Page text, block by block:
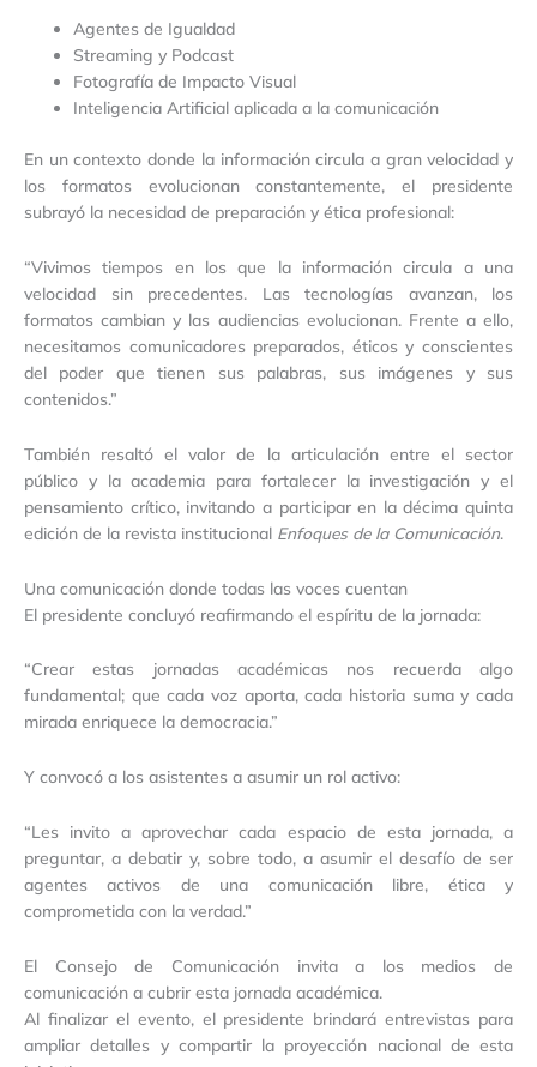
Agentes de Igualdad
Streaming y Podcast
Fotografía de Impacto Visual
Inteligencia Artificial aplicada a la comunicación
En un contexto donde la información circula a gran velocidad y
los formatos evolucionan constantemente, el presidente
subrayó la necesidad de preparación y ética profesional:
“Vivimos tiempos en los que la información circula a una
velocidad sin precedentes. Las tecnologías avanzan, los
formatos cambian y las audiencias evolucionan. Frente a ello,
necesitamos comunicadores preparados, éticos y conscientes
del poder que tienen sus palabras, sus imágenes y sus
contenidos.”
También resaltó el valor de la articulación entre el sector
público y la academia para fortalecer la investigación y el
pensamiento crítico, invitando a participar en la décima quinta
edición de la revista institucional Enfoques de la Comunicación.
Una comunicación donde todas las voces cuentan
El presidente concluyó reafirmando el espíritu de la jornada:
“Crear estas jornadas académicas nos recuerda algo
fundamental; que cada voz aporta, cada historia suma y cada
mirada enriquece la democracia.”
Y convocó a los asistentes a asumir un rol activo:
“Les invito a aprovechar cada espacio de esta jornada, a
preguntar, a debatir y, sobre todo, a asumir el desafío de ser
agentes activos de una comunicación libre, ética y
comprometida con la verdad.”
El Consejo de Comunicación invita a los medios de
comunicación a cubrir esta jornada académica.
Al finalizar el evento, el presidente brindará entrevistas para
ampliar detalles y compartir la proyección nacional de esta